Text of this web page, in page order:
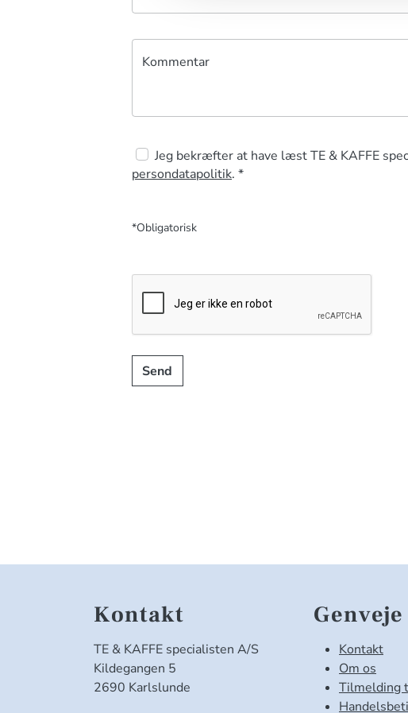
Kommentar
Jeg bekræfter at have læst TE & KAFFE
persondatapolitik. *
*Obligatorisk
Send
Kontakt
TE & KAFFE specialisten A/S
Kildegangen 5
2690 Karlslunde
Genveje
Kontakt
Om os
Tilmelding